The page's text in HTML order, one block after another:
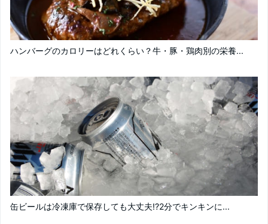
ハンバーグのカロリーはどれくらい？牛・豚・鶏肉別の栄養...
缶ビールは冷凍庫で保存しても大丈夫!?2分でキンキンに...